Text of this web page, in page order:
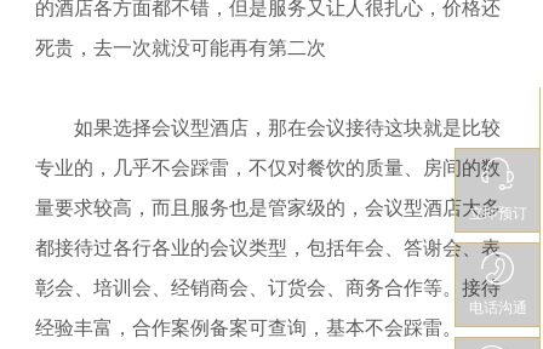
的酒店各方面都不错，但是服务又让人很扎心，价格还
死贵，去一次就没可能再有第二次
如果选择会议型酒店，那在会议接待这块就是比较
专业的，几乎不会踩雷，不仅对餐饮的质量、房间的数
量要求较高，而且服务也是管家级的，会议型酒店大多
都接待过各行各业的会议类型，包括年会、答谢会、表
彰会、培训会、经销商会、订货会、商务合作等。接待
经验丰富，合作案例备案可查询，基本不会踩雷。
立即预订
电话沟通